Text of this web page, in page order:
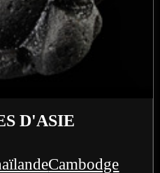
D'ASIE
Cambodge